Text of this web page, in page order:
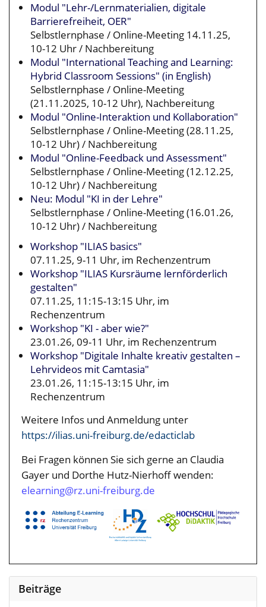
Modul "Lehr-/Lernmaterialien, digitale
Barrierefreiheit, OER"
Selbstlernphase / Online-Meeting 14.11.25,
10-12 Uhr / Nachbereitung
Modul "International Teaching and Learning:
Hybrid Classroom Sessions" (in English)
Selbstlernphase / Online-Meeting
(21.11.2025, 10-12 Uhr), Nachbereitung
Modul "Online-Interaktion und Kollaboration"
Selbstlernphase / Online-Meeting (28.11.25,
10-12 Uhr) / Nachbereitung
Modul "Online-Feedback und Assessment"
Selbstlernphase / Online-Meeting (12.12.25,
10-12 Uhr) / Nachbereitung
Neu: Modul "KI in der Lehre"
Selbstlernphase / Online-Meeting (16.01.26,
10-12 Uhr) / Nachbereitung
Workshop "ILIAS basics"
07.11.25, 9-11 Uhr, im Rechenzentrum
Workshop "ILIAS Kursräume lernförderlich
gestalten"
07.11.25, 11:15-13:15 Uhr, im
Rechenzentrum
Workshop "KI - aber wie?"
23.01.26, 09-11 Uhr, im Rechenzentrum
Workshop "Digitale Inhalte kreativ gestalten –
Lehrvideos mit Camtasia"
23.01.26, 11:15-13:15 Uhr, im
Rechenzentrum
Weitere Infos und Anmeldung unter
https://ilias.uni-freiburg.de/edacticlab
Bei Fragen können Sie sich gerne an Claudia
Gayer und Dorthe Hutz-Nierhoff wenden:
elearning@rz.uni-freiburg.de
Beiträge